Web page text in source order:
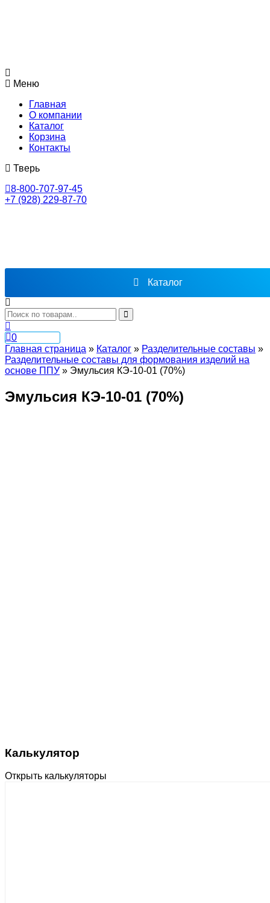
Меню
Главная
О компании
Каталог
Корзина
Контакты
Тверь
8-800-707-97-45
+7 (928) 229-87-70
Каталог
0
Главная страница » Каталог » Разделительные составы »
Разделительные составы для формования изделий на
основе ППУ » Эмульсия КЭ-10-01 (70%)
Эмульсия КЭ-10-01 (70%)
Калькулятор
Открыть калькуляторы